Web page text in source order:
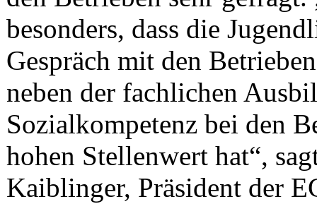
besonders, dass die
Gespräch mit den
neben der fachlichen
Sozialkompetenz bei den
hohen Stellenwert hat“,
Kaiblinger, Präsident der